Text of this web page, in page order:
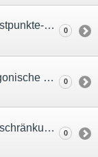
[dev1210] Erweiterung der Verdienstpunkte-Kategorien 0
[dev1209] Waffenfertigkeiten für ergonische Waffen jetzt auch für andere Waffen 0
[dev1208] Lockerung der Zutrittsbeschränkungen für Missionen und Aufträge 0